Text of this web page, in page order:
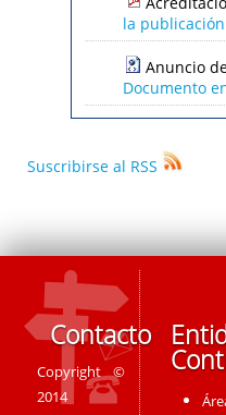
la publicación
Anuncio
Documento
Suscribirse al RSS
Contacto
Copyright ©
2014
Entidades